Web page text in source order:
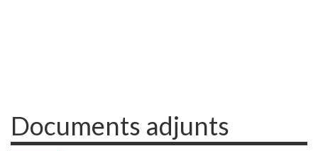
Documents adjunts